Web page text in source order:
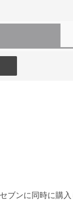
ブンに同時に購